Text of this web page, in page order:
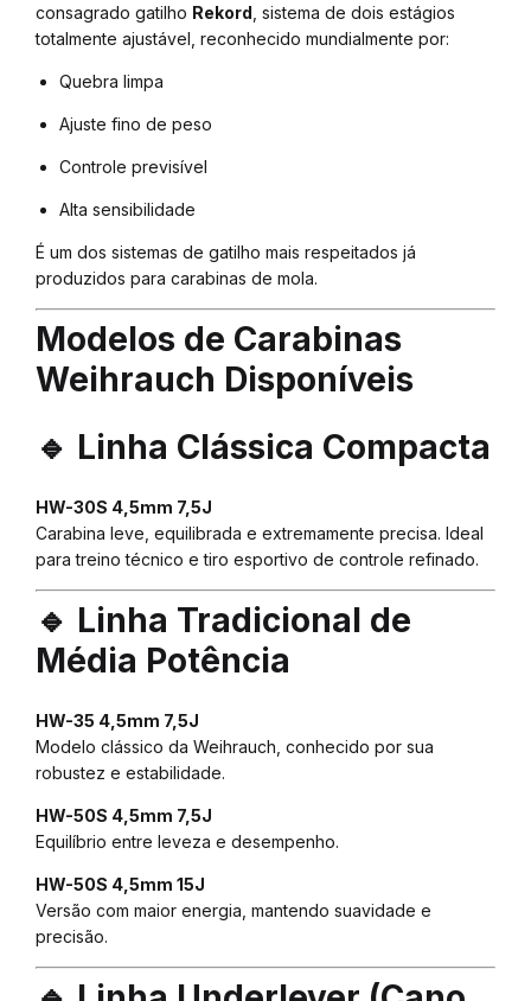
consagrado gatilho Rekord , sistema de dois estágios
totalmente ajustável, reconhecido mundialmente por:
Quebra limpa
Ajuste fino de peso
Controle previsível
Alta sensibilidade
É um dos sistemas de gatilho mais respeitados já
produzidos para carabinas de mola.
Modelos de Carabinas
Weihrauch Disponíveis
🔹 Linha Clássica Compacta
HW-30S 4,5mm 7,5J
Carabina leve, equilibrada e extremamente precisa. Ideal
para treino técnico e tiro esportivo de controle refinado.
🔹 Linha Tradicional de
Média Potência
HW-35 4,5mm 7,5J
Modelo clássico da Weihrauch, conhecido por sua
robustez e estabilidade.
HW-50S 4,5mm 7,5J
Equilíbrio entre leveza e desempenho.
HW-50S 4,5mm 15J
Versão com maior energia, mantendo suavidade e
precisão.